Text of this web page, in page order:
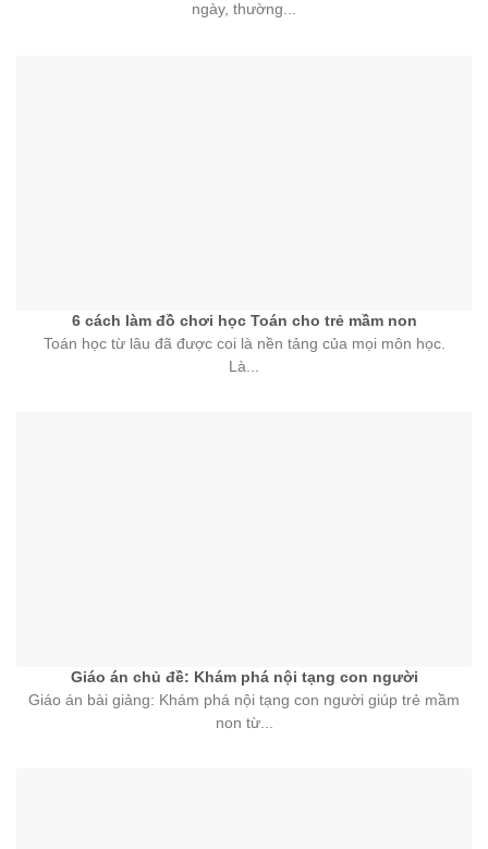
ngày, thường...
6 cách làm đồ chơi học Toán cho trẻ mầm non
Toán học từ lâu đã được coi là nền tảng của mọi môn học.
Là...
Giáo án chủ đề: Khám phá nội tạng con người
Giáo án bài giảng: Khám phá nội tạng con người giúp trẻ mầm
non từ...